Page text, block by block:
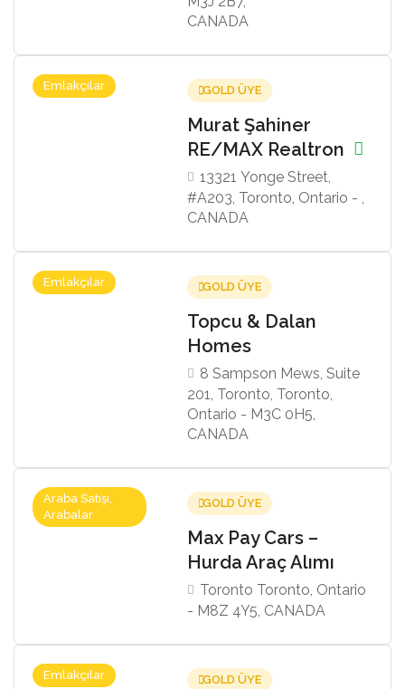
CANADA
Emlakçılar GOLD ÜYE
Murat Şahiner
RE/MAX Realtron
13321 Yonge Street,
#A203, Toronto, Ontario - ,
CANADA
Emlakçılar GOLD ÜYE
Topcu & Dalan
Homes
8 Sampson Mews, Suite
201, Toronto, Toronto,
Ontario - M3C 0H5,
CANADA
Araba Satışı,
Arabalar
GOLD ÜYE
Max Pay Cars –
Hurda Araç Alımı
Toronto Toronto, Ontario
- M8Z 4Y5, CANADA
Emlakçılar GOLD ÜYE